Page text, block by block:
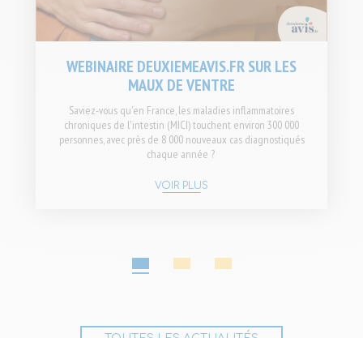
WEBINAIRE DEUXIEMEAVIS.FR SUR LES
MAUX DE VENTRE
Saviez-vous qu'en France, les maladies inflammatoires
chroniques de l'intestin (MICI) touchent environ 300 000
personnes, avec près de 8 000 nouveaux cas diagnostiqués
chaque année ?
VOIR PLUS
1